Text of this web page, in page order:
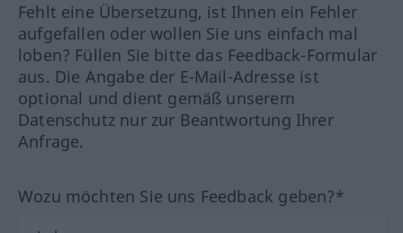
Fehlt eine Übersetzung, ist Ihnen ein Fehler
aufgefallen oder wollen Sie uns einfach mal
loben? Füllen Sie bitte das Feedback-Formular
aus. Die Angabe der E-Mail-Adresse ist
optional und dient gemäß unserem
Datenschutz nur zur Beantwortung Ihrer
Anfrage.
Wozu möchten Sie uns Feedback geben?*